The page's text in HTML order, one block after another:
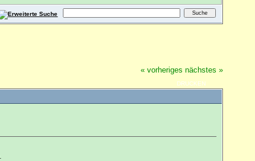
« vorheriges nächstes »
DRUCKEN